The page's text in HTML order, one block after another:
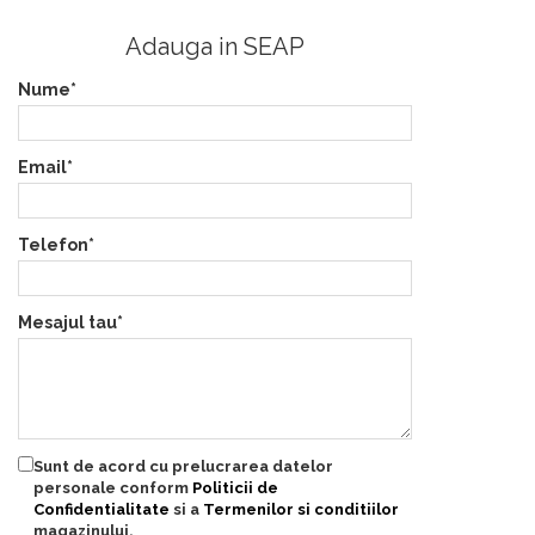
Adauga in SEAP
Nume*
Email*
Telefon*
Mesajul tau*
Sunt de acord cu prelucrarea datelor
personale conform Politicii de
Confidentialitate si a Termenilor si conditiilor
magazinului.